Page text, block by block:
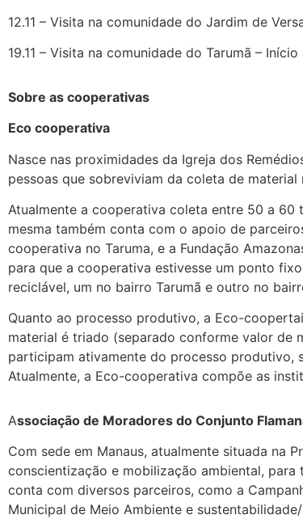
12.11 – Visita na comunidade do Jardim de
19.11 – Visita na comunidade do Tarumã –
Sobre as cooperativas
Eco cooperativa
Nasce nas proximidades da Igreja dos
pessoas que sobreviviam da coleta de
Atualmente a cooperativa coleta entre 50 a 60
mesma também conta com o apoio de
cooperativa no Taruma, e a Fundação
para que a cooperativa estivesse um ponto
reciclável, um no bairro Tarumã e outro no
Quanto ao processo produtivo, a Eco-
material é triado (separado conforme valor de
participam ativamente do processo produtivo,
Atualmente, a Eco-cooperativa compõe as
Associação de Moradores do Conjunto
Com sede em Manaus, atualmente situada na
conscientização e mobilização ambiental,
conta com diversos parceiros, como a
Municipal de Meio Ambiente e sustentabilidade/